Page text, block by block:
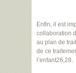
Enfin, il est
collaboration
au plan de
de ce
l’enfant26,28.